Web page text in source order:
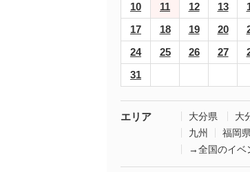
10
11 12 13
17
18 19 20
24
25 26 27
31
エリア 大分県
大
九州
福岡県
→全国のイベ